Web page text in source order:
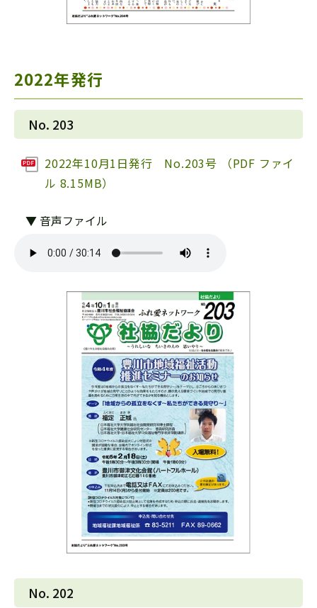
2022年発行
No. 203
2022年10月1日発行 No.203号 （PDF ファイ
ル 8.15MB）
▼ 音声ファイル
No. 202